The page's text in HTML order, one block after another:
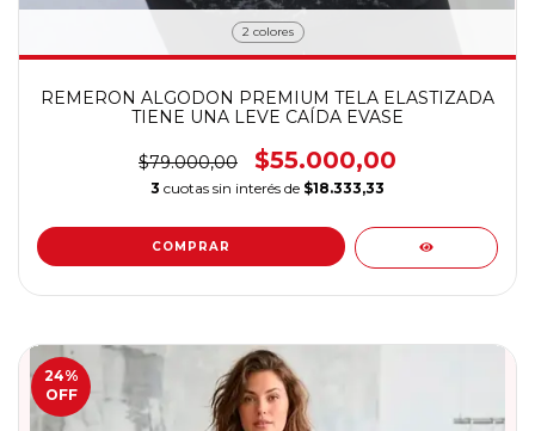
2 colores
REMERON ALGODON PREMIUM TELA ELASTIZADA
TIENE UNA LEVE CAÍDA EVASE
$79.000,00 $55.000,00
3 cuotas sin interés de $18.333,33
COMPRAR
24%
OFF